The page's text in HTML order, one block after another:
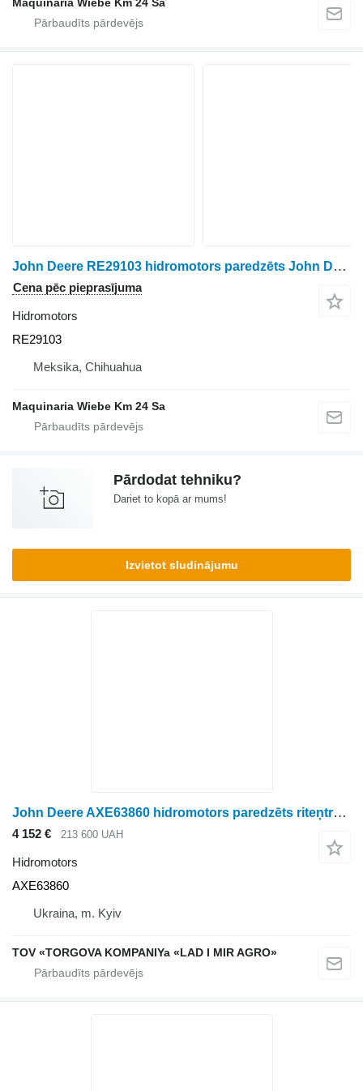
John Deere RE29103 hidromotors paredzēts John Deere 1640,1840 riteņtraktora
Cena pēc pieprasījuma
Hidromotors
RE29103
Meksika, Chihuahua
Maquinaria Wiebe Km 24 Sa
Pārdodat tehniku?
Dariet to kopā ar mums!
Izvietot sludinājumu
John Deere AXE63860 hidromotors paredzēts riteņtraktora
4 152 € 213 600 UAH
Hidromotors
AXE63860
Ukraina, m. Kyiv
TOV «TORGOVA KOMPANIYa «LAD I MIR AGRO»